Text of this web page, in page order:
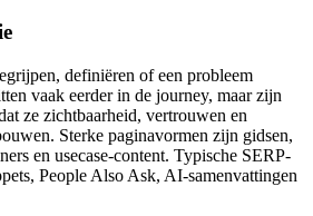
definiëren of een probleem
vaak eerder in de journey, maar zijn
ze zichtbaarheid, vertrouwen en
Sterke paginavormen zijn gidsen,
en usecase-content. Typische SERP-
People Also Ask, AI-samenvattingen